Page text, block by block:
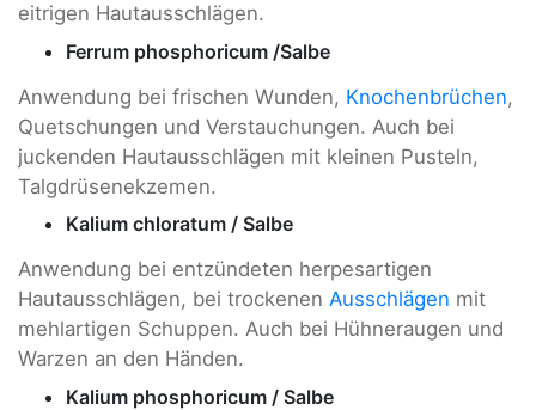
eitrigen Hautausschlägen.
Ferrum phosphoricum /Salbe
Anwendung bei frischen Wunden, Knochenbrüchen,
Quetschungen und Verstauchungen. Auch bei
juckenden Hautausschlägen mit kleinen Pusteln,
Talgdrüsenekzemen.
Kalium chloratum / Salbe
Anwendung bei entzündeten herpesartigen
Hautausschlägen, bei trockenen Ausschlägen mit
mehlartigen Schuppen. Auch bei Hühneraugen und
Warzen an den Händen.
Kalium phosphoricum / Salbe